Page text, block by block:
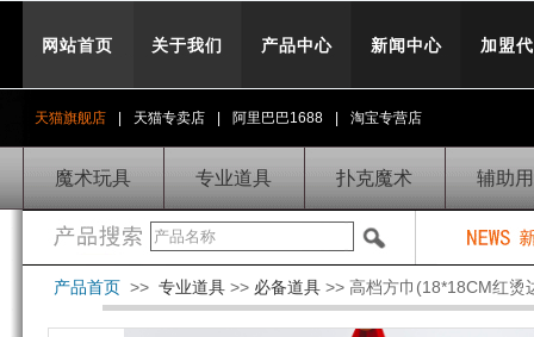
网站首页 关于我们 产品中心 新闻中心 加盟
天猫旗舰店 天猫专卖店 阿里巴巴1688 淘宝专营店
魔术玩具 专业道具 扑克魔术 辅助
产品首页 >> 专业道具 >> 必备道具 >> 高档方巾(18*18CM红烫